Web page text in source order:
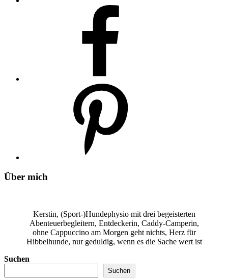
Über mich
Kerstin, (Sport-)Hundephysio mit drei begeisterten
Abenteuerbegleitern, Entdeckerin, Caddy-Camperin,
ohne Cappuccino am Morgen geht nichts, Herz für
Hibbelhunde, nur geduldig, wenn es die Sache wert ist
Suchen
Suchen